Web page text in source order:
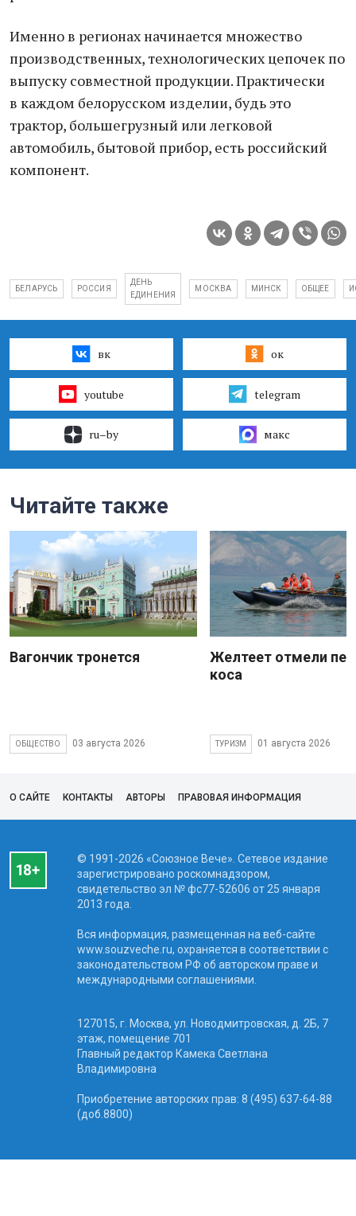
Именно в регионах начинается множество
производственных, технологических цепочек по
выпуску совместной продукции. Практически
в каждом белорусском изделии, будь это
трактор, большегрузный или легковой
автомобиль, бытовой прибор, есть российский
компонент.
БЕЛАРУСЬ РОССИЯ
ДЕНЬ
ЕДИНЕНИЯ
МОСКВА МИНСК ОБЩЕЕ
вк ок
youtube telegram
ru–by макс
Читайте также
Вагончик тронется
ОБЩЕСТВО 03 августа 2026
Желтеет отмели
коса
ТУРИЗМ 01 августа 2026
О САЙТЕ КОНТАКТЫ АВТОРЫ ПРАВОВАЯ ИНФОРМАЦИЯ
© 1991-2026 «Союзное Вече». Сетевое издание
зарегистрировано роскомнадзором,
свидетельство эл № фc77-52606 от 25 января
2013 года.
Вся информация, размещенная на веб-сайте
www.souzveche.ru, охраняется в соответствии с
законодательством РФ об авторском праве и
международными соглашениями.
127015, г. Москва, ул. Новодмитровская, д. 2Б, 7
этаж, помещение 701
Главный редактор Камека Светлана
Владимировна
Приобретение авторских прав: 8 (495) 637-64-88
(доб.8800)